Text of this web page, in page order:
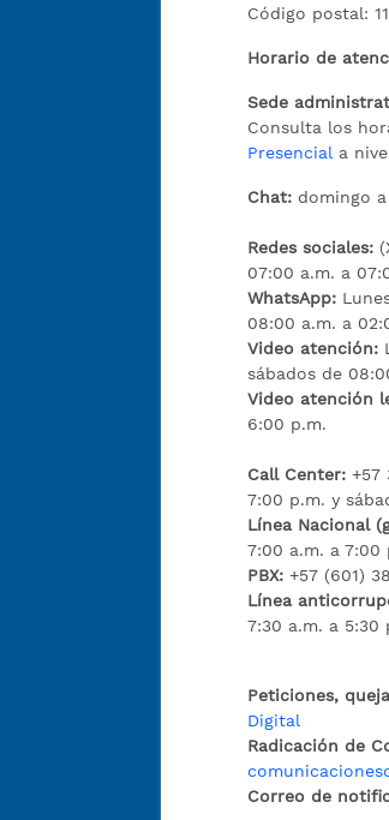
Código postal:
Horario de
Sede
Consulta los
Presencial a
Chat: domingo
Redes sociales:
07:00 a.m. a
WhatsApp:
08:00 a.m. a
Video atención:
sábados de
Video atención
6:00 p.m.
Call Center:+57
7:00 p.m. y
Línea Nacional
7:00 a.m. a 7:00
PBX:+57 (601)
Línea
7:30 a.m. a 5:30
Peticiones,
Digital
Radicación de
Correo de